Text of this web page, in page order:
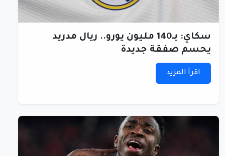
سكاي: بـ140 مليون يورو.. ريال مدريد
يحسم صفقة جديدة
اقرأ المزيد